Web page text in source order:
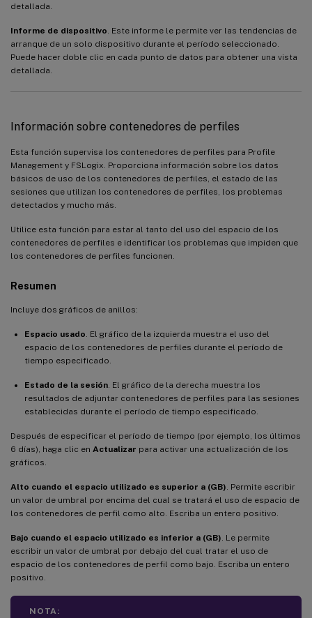
detallada.
Informe de dispositivo . Este informe le permite ver las tendencias de
arranque de un solo dispositivo durante el período seleccionado.
Puede hacer doble clic en cada punto de datos para obtener una vista
detallada.
Información sobre contenedores de perfiles
Esta función supervisa los contenedores de perfiles para Profile
Management y FSLogix. Proporciona información sobre los datos
básicos de uso de los contenedores de perfiles, el estado de las
sesiones que utilizan los contenedores de perfiles, los problemas
detectados y mucho más.
Utilice esta función para estar al tanto del uso del espacio de los
contenedores de perfiles e identificar los problemas que impiden que
los contenedores de perfiles funcionen.
Resumen
Incluye dos gráficos de anillos:
Espacio usado . El gráfico de la izquierda muestra el uso del
espacio de los contenedores de perfiles durante el período de
tiempo especificado.
Estado de la sesión . El gráfico de la derecha muestra los
resultados de adjuntar contenedores de perfiles para las sesiones
establecidas durante el período de tiempo especificado.
Después de especificar el período de tiempo (por ejemplo, los últimos
6 días), haga clic en Actualizar para activar una actualización de los
gráficos.
Alto cuando el espacio utilizado es superior a (GB) . Permite escribir
un valor de umbral por encima del cual se tratará el uso de espacio de
los contenedores de perfil como alto. Escriba un entero positivo.
Bajo cuando el espacio utilizado es inferior a (GB) . Le permite
escribir un valor de umbral por debajo del cual tratar el uso de
espacio de los contenedores de perfil como bajo. Escriba un entero
positivo.
NOTA: